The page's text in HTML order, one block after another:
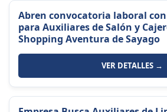
Abren convocatoria laboral
para Auxiliares de Salón y
Shopping Aventura de Sayago
VER DETALLES →